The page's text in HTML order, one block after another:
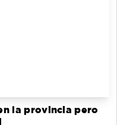
la provincia pero